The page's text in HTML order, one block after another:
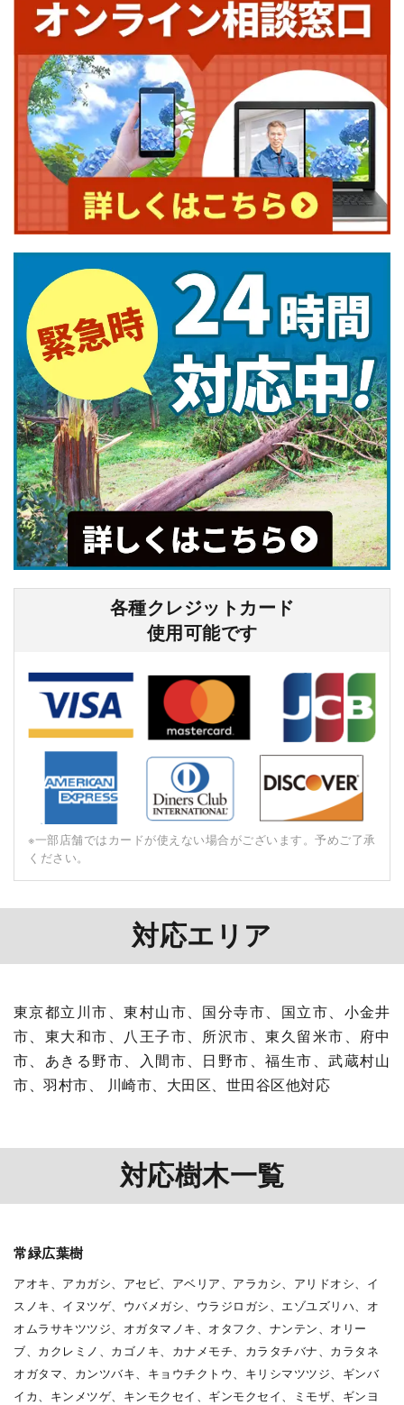
各種クレジットカード
使⽤可能です
※⼀部店舗ではカードが使えない場合がございます。予めご了承
ください。
対応エリア
東京都立川市、東村山市、国分寺市、国立市、小金井
市、東大和市、八王子市、所沢市、東久留米市、府中
市、あきる野市、入間市、日野市、福生市、武蔵村山
市、羽村市、 川崎市、大田区、世田谷区他対応
対応樹木一覧
常緑広葉樹
アオキ、アカガシ、アセビ、アベリア、アラカシ、アリドオシ、イ
スノキ、イヌツゲ、ウバメガシ、ウラジロガシ、エゾユズリハ、オ
オムラサキツツジ、オガタマノキ、オタフク、ナンテン、オリー
ブ、カクレミノ、カゴノキ、カナメモチ、カラタチバナ、カラタネ
オガタマ、カンツバキ、キョウチクトウ、キリシマツツジ、ギンバ
イカ、キンメツゲ、キンモクセイ、ギンモクセイ、ミモザ、ギンヨ